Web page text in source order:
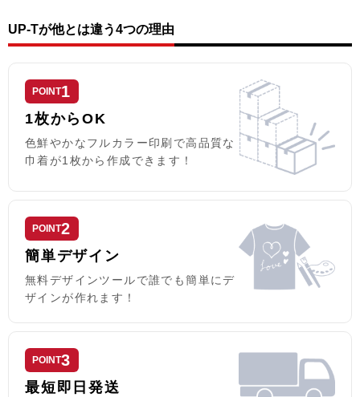
びいただけます。
UP-Tが他とは違う4つの理由
POINT1
1枚からOK
色鮮やかなフルカラー印刷で高品質な
巾着が1枚から作成できます！
POINT2
簡単デザイン
無料デザインツールで誰でも簡単にデ
ザインが作れます！
POINT3
最短即日発送